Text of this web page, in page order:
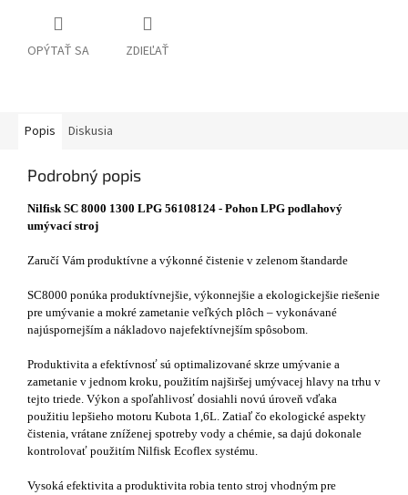
OPÝTAŤ SA ZDIEĽAŤ
Popis Diskusia
Podrobný popis
Nilfisk SC 8000 1300 LPG 56108124 - Pohon LPG podlahový
umývací stroj
Zaručí Vám produktívne a výkonné čistenie v zelenom štandarde
SC8000 ponúka produktívnejšie, výkonnejšie a ekologickejšie riešenie
pre umývanie a mokré zametanie veľkých plôch – vykonávané
najúspornejším a nákladovo najefektívnejším spôsobom.
Produktivita a efektívnosť sú optimalizované skrze umývanie a
zametanie v jednom kroku, použitím najširšej umývacej hlavy na trhu v
tejto triede. Výkon a spoľahlivosť dosiahli novú úroveň vďaka
použitiu lepšieho motoru Kubota 1,6L. Zatiaľ čo ekologické aspekty
čistenia, vrátane zníženej spotreby vody a chémie, sa dajú dokonale
kontrolovať použitím Nilfisk Ecoflex systému.
Vysoká efektivita a produktivita robia tento stroj vhodným pre